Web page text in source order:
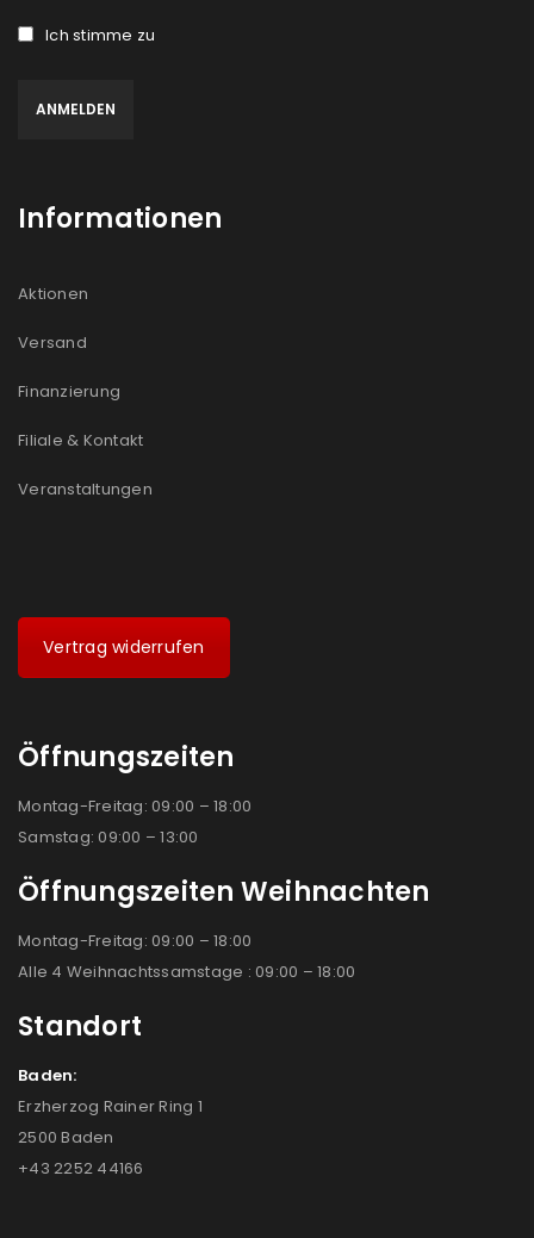
Ich stimme zu
Informationen
Aktionen
Versand
Finanzierung
Filiale & Kontakt
Veranstaltungen
Vertrag widerrufen
Öffnungszeiten
Montag-Freitag: 09:00 – 18:00
Samstag: 09:00 – 13:00
Öffnungszeiten Weihnachten
Montag-Freitag: 09:00 – 18:00
Alle 4 Weihnachtssamstage : 09:00 – 18:00
Standort
Baden:
Erzherzog Rainer Ring 1
2500 Baden
+43 2252 44166